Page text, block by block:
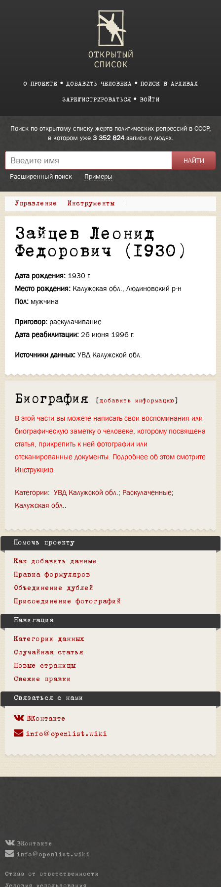
О ПРОЕКТЕ ДОБАВИТЬ ЧЕЛОВЕКА ПОИСК В АРХИВАХ
ЗАРЕГИСТРИРОВАТЬСЯ ВОЙТИ
Поиск по открытому списку жертв политических репрессий в СССР,
в котором уже 3 352 824записи о людях.
Расширенный поиск Примеры
Управление Инструменты |
Зайцев Леонид
Федорович (1930)
Дата рождения: 1930 г.
Место рождения: Калужская обл., Людиновский р-н
Пол: мужчина
Приговор: раскулачивание
Дата реабилитации: 26 июня 1996 г.
Источники данных: УВД Калужской обл.
Биография [ добавить информацию ]
В этой части вы можете написать свои воспоминания или
биографическую заметку о человеке, которому посвящена
статья, прикрепить к ней фотографии или
отсканированные документы. Подробнее об этом смотрите
Инструкцию.
Категории: УВД Калужской обл. Раскулаченные
Калужская обл.
Помочь проекту
Как добавить данные
Правка формуляров
Объединение дублей
Присоединение фотографий
Навигация
Категории данных
Случайная статья
Новые страницы
Свежие правки
Связаться с нами
ВКонтакте
info@openlist.wiki
ВКонтакте
info@openlist.wiki
Отказ от ответственности